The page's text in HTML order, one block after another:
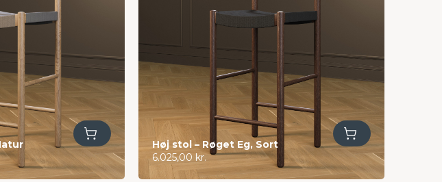
til kurv
Høj stol – Røget Eg, Sort
6.025,00kr.
Tilføj til kurv